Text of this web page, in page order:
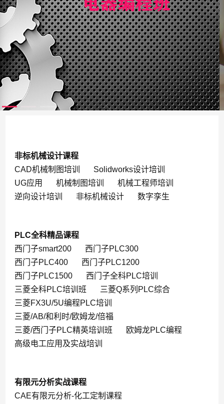
非标机械设计课程
CAD机械制图培训
Solidworks设计培训
UG应用
机械制图培训
机械工程师培训
逆向设计培训
非标机械设计 数字孪生
PLC全科精品课程
西门子smart200
西门子PLC300
西门子PLC400
西门子PLC1200
西门子PLC1500
西门子全科PLC培训
三菱全科PLC培训班
三菱Q系列PLC综合
三菱FX3U/5U编程PLC培训
三菱/AB/和利时/欧姆龙/倍福
三菱/西门子PLC精英培训班
欧姆龙PLC编程
高级电工应用及实战培训
有限元分析实战课程
CAE有限元分析-化工定制课程